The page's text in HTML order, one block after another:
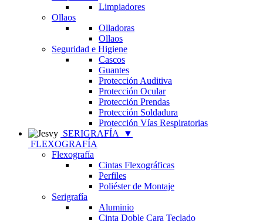
Limpiadores
Ollaos
Olladoras
Ollaos
Seguridad e Higiene
Cascos
Guantes
Protección Auditiva
Protección Ocular
Protección Prendas
Protección Soldadura
Protección Vías Respiratorias
SERIGRAFÍA
▼
FLEXOGRAFÍA
Flexografía
Cintas Flexográficas
Perfiles
Poliéster de Montaje
Serigrafía
Aluminio
Cinta Doble Cara Teclado